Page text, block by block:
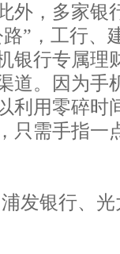
外，多家银
”，工行、
银行专属理
道。因为手
利用零碎时
只需手指一
发银行、